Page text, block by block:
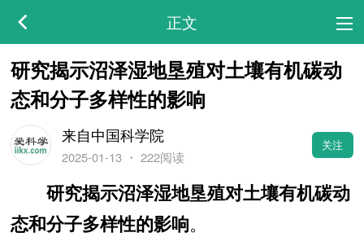
正文
研究揭示沼泽湿地垦殖对土壤有机碳动
态和分子多样性的影响
来自中国科学院
2025-01-13・ 222阅读
关注
研究揭示沼泽湿地垦殖对土壤有机碳动
态和分子多样性的影响。